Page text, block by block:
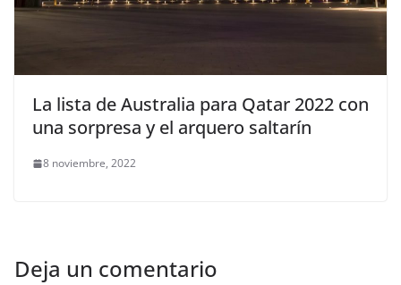
La lista de Australia para Qatar 2022 con
una sorpresa y el arquero saltarín
8 noviembre, 2022
Deja un comentario